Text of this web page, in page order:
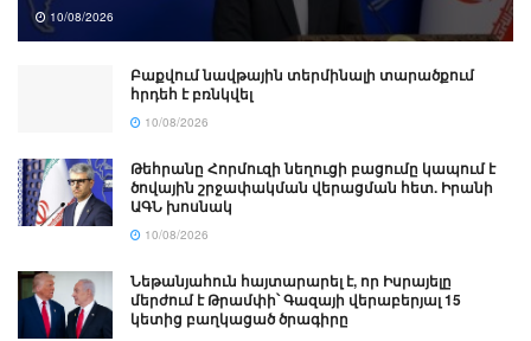
10/08/2026
Բաքվում նավթային տերմինալի տարածքում
հրդեհ է բռնկվել
10/08/2026
Թեհրանը Հորմուզի նեղուցի բացումը կապում է
ծովային շրջափակման վերացման հետ. Իրանի
ԱԳՆ խոսնակ
10/08/2026
Նեթանյահուն հայտարարել է, որ Իսրայելը
մերժում է Թրամփի՝ Գազայի վերաբերյալ 15
կետից բաղկացած ծրագիրը